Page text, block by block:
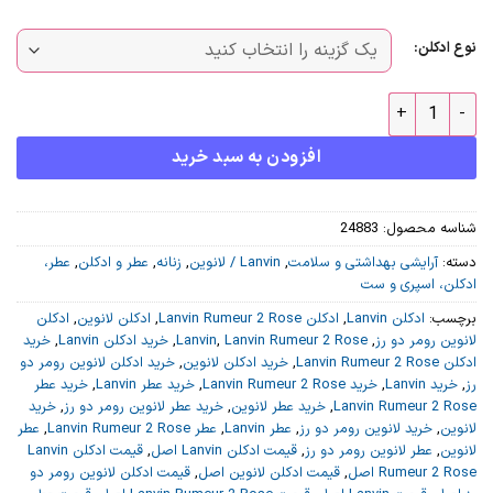
نوع ادکلن:
عطر ادکلن لانوین رومر دو رز-Lanvin Rumeur 2 Rose عدد
افزودن به سبد خرید
شناسه محصول: 24883
دسته: آرایشی بهداشتی و سلامت, Lanvin / لانوین , زنانه, عطر و ادکلن, عطر،
ادکلن، اسپری و ست
برچسب: ادکلن Lanvin , ادکلن Lanvin Rumeur 2 Rose , ادکلن لانوین, ادکلن
لانوین رومر دو رز,
Lanvin, Lanvin Rumeur 2 Rose
, خرید ادکلن Lanvin , خرید
ادکلن Lanvin Rumeur 2 Rose
, خرید ادکلن لانوین, خرید ادکلن لانوین رومر دو
رز, خرید Lanvin , خرید Lanvin Rumeur 2 Rose , خرید عطر Lanvin , خرید عطر
Lanvin Rumeur 2 Rose
, خرید عطر لانوین, خرید عطر لانوین رومر دو رز, خرید
لانوین, خرید لانوین رومر دو رز, عطر Lanvin , عطر Lanvin Rumeur 2 Rose , عطر
لانوین, عطر لانوین رومر دو رز, قیمت ادکلن Lanvin اصل ,
قیمت ادکلن Lanvin
Rumeur 2 Rose اصل
, قیمت ادکلن لانوین اصل, قیمت ادکلن لانوین رومر دو